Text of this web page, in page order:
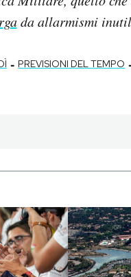
da allarmismi
- PREVISIONI DEL TEMPO